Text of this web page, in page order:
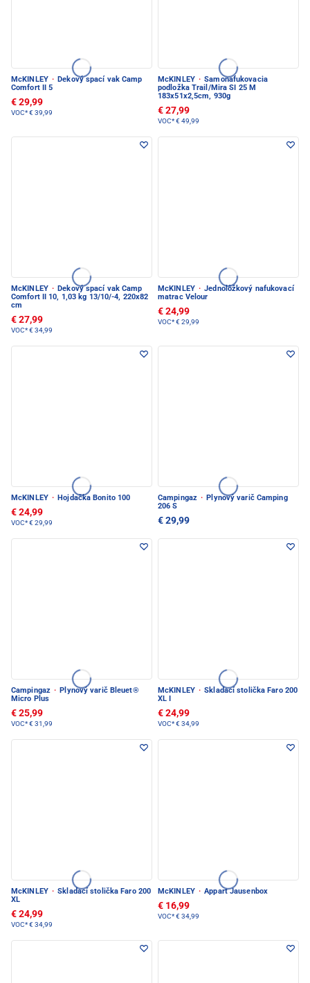
McKINLEY · Dekový spací vak Camp
Comfort II 5
€ 29,99
VOC*€ 39,99
McKINLEY · Samonafukovacia
podložka Trail/Mira SI 25 M
183x51x2,5cm, 930g
€ 27,99
VOC*€ 49,99
McKINLEY · Dekový spací vak Camp
Comfort II 10, 1,03 kg 13/10/-4, 220x82
cm
€ 27,99
VOC*€ 34,99
McKINLEY · Jednolôžkový nafukovací
matrac Velour
€ 24,99
VOC*€ 29,99
McKINLEY · Hojdačka Bonito 100
€ 24,99
VOC*€ 29,99
Campingaz · Plynový varič Camping
206 S
€ 29,99
Campingaz · Plynový varič Bleuet®
Micro Plus
€ 25,99
VOC*€ 31,99
McKINLEY · Skladací stolička Faro 200
XL I
€ 24,99
VOC*€ 34,99
McKINLEY · Skladací stolička Faro 200
XL
€ 24,99
VOC*€ 34,99
McKINLEY · Appart Jausenbox
€ 16,99
VOC*€ 34,99